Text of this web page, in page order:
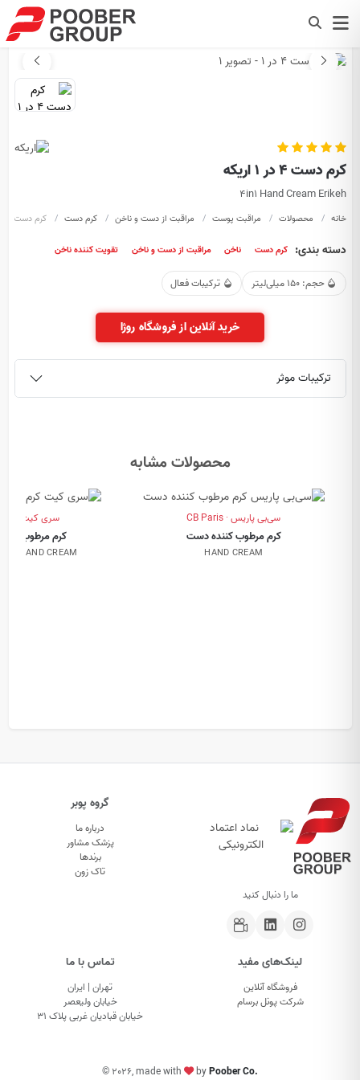
کرم دست 4 در 1 اریکه
4in1 Hand Cream Erikeh
خانه محصولات مراقبت پوست مراقبت از دست و ناخن کرم دست کرم دست 4 در 1
دسته بندی: کرم دست ناخن مراقبت از دست و ناخن تقویت کننده ناخن
حجم: 150 میلی‌لیتر ترکیبات فعال
خرید آنلاین از فروشگاه روژا
ترکیبات موثر
محصولات مشابه
سی‌بی پاریس · CB Paris
کرم مرطوب کننده دست
HAND CREAM
سری کیت · Sericate
کرم مرطوب
HAND CREAM
ما را دنبال کنید
گروه پوبر
درباره ما
پزشک مشاور
برندها
تاک زون
لینک‌های مفید
فروشگاه آنلاین
شرکت پونل برسام
تماس با ما
تهران | ایران
خیابان ولیعصر
خیابان قبادیان غربی پلاک ۳۱
© 2026, made with byPoober Co.